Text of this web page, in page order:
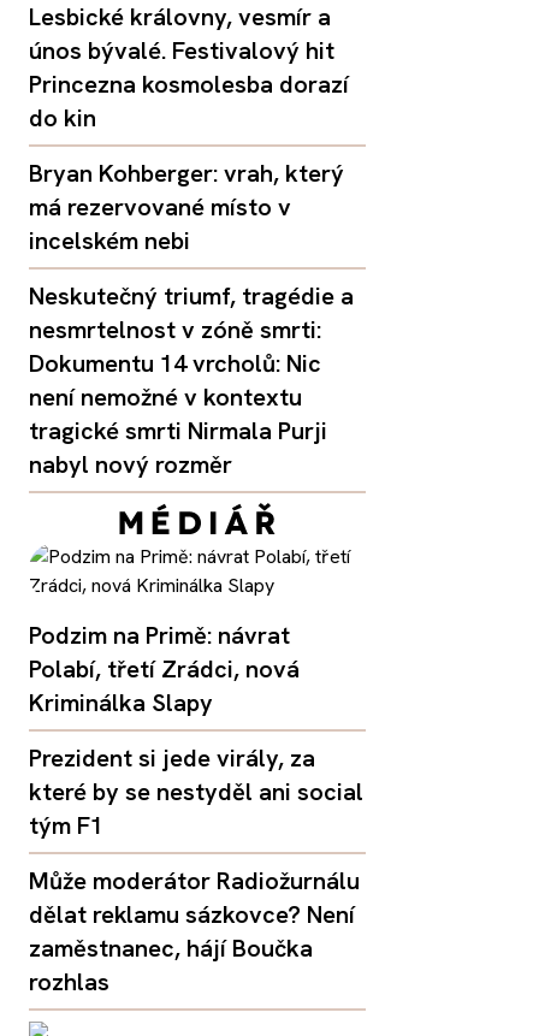
Lesbické královny, vesmír a
únos bývalé. Festivalový hit
Princezna kosmolesba dorazí
do kin
Bryan Kohberger: vrah, který
má rezervované místo v
incelském nebi
Neskutečný triumf, tragédie a
nesmrtelnost v zóně smrti:
Dokumentu 14 vrcholů: Nic
není nemožné v kontextu
tragické smrti Nirmala Purji
nabyl nový rozměr
Podzim na Primě: návrat
Polabí, třetí Zrádci, nová
Kriminálka Slapy
Prezident si jede virály, za
které by se nestyděl ani social
tým F1
Může moderátor Radiožurnálu
dělat reklamu sázkovce? Není
zaměstnanec, hájí Boučka
rozhlas